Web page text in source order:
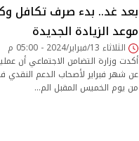
بعد غد.. بدء صرف تكافل
موعد الزيادة الجديدة
الثلاثاء 13/فبراير/2024 - 05:00 م
أكدت وزارة التضامن الاجتماعي أن
عن شهر فبراير لأصحاب الدعم
من يوم الخميس المقبل الم…